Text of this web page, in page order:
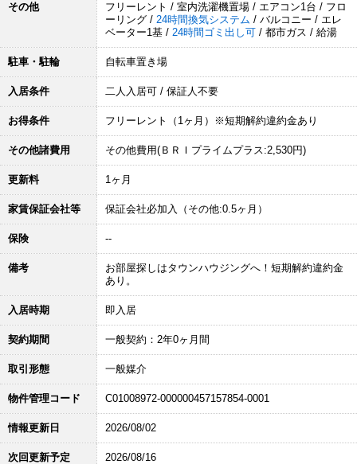
その他
フリーレント / 室内洗濯機置場 / エアコン1台 / フロ
ーリング / 24時間換気システム / バルコニー / エレ
ベーター1基 / 24時間ゴミ出し可 / 都市ガス / 給湯
駐車・駐輪 自転車置き場
入居条件 二人入居可 / 保証人不要
お得条件 フリーレント（1ヶ月）※短期解約違約金あり
その他諸費用 その他費用(ＢＲＩプライムプラス:2,530円)
更新料 1ヶ月
家賃保証会社等 保証会社必加入（その他:0.5ヶ月）
保険 --
備考
お部屋探しはタウンハウジングへ！短期解約違約金
あり。
入居時期 即入居
契約期間 一般契約：2年0ヶ月間
取引形態 一般媒介
物件管理コード C01008972-000000457157854-0001
情報更新日 2026/08/02
次回更新予定 2026/08/16